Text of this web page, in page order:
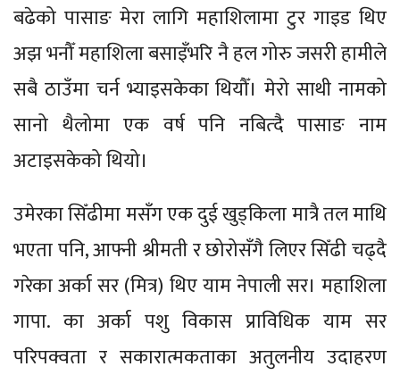
बढेको पासाङ मेरा लागि महाशिलामा टुर गाइड थिए
अझ भनौँ महाशिला बसाइँभरि नै हल गोरु जसरी हामीले
सबै ठाउँमा चर्न भ्याइसकेका थियौँ। मेरो साथी नामको
सानो थैलोमा एक वर्ष पनि नबित्दै पासाङ नाम
अटाइसकेको थियो।
उमेरका सिँढीमा मसँग एक दुई खुड्किला मात्रै तल माथि
भएता पनि, आफ्नी श्रीमती र छोरोसँगै लिएर सिँढी चढ्दै
गरेका अर्का सर (मित्र) थिए याम नेपाली सर। महाशिला
गापा. का अर्का पशु विकास प्राविधिक याम सर
परिपक्वता र सकारात्मकताका अतुलनीय उदाहरण